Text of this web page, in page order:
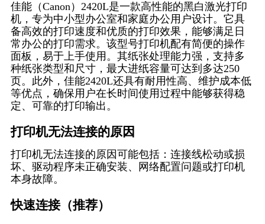
佳能（Canon）2420L是一款高性能的黑白激光打印
机，专为中小型办公室和家庭办公用户设计。它具
备高效的打印速度和优质的打印效果，能够满足日
常办公的打印需求。该型号打印机配有简便的操作
面板，易于上手使用。其纸张处理能力强，支持多
种纸张类型和尺寸，最大进纸容量可达到多达250
页。此外，佳能2420L还具有耐用性高、维护成本低
等优点，确保用户在长时间使用过程中能够获得稳
定、可靠的打印输出。
打印机无法连接的原因
打印机无法连接的原因可能包括：连接线松动或损
坏、驱动程序未正确安装、网络配置问题或打印机
本身故障。
快速连接（推荐）